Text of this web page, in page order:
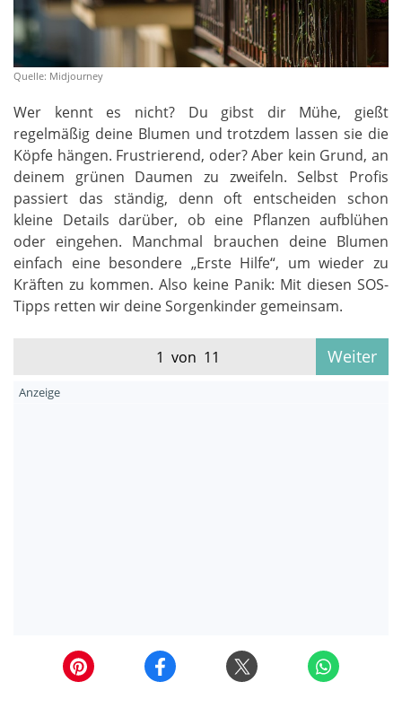
Quelle: Midjourney
Wer kennt es nicht? Du gibst dir Mühe, gießt
regelmäßig deine Blumen und trotzdem lassen sie die
Köpfe hängen. Frustrierend, oder? Aber kein Grund, an
deinem grünen Daumen zu zweifeln. Selbst Profis
passiert das ständig, denn oft entscheiden schon
kleine Details darüber, ob eine Pflanzen aufblühen
oder eingehen. Manchmal brauchen deine Blumen
einfach eine besondere „Erste Hilfe“, um wieder zu
Kräften zu kommen. Also keine Panik: Mit diesen SOS-
Tipps retten wir deine Sorgenkinder gemeinsam.
1 von 11 Weiter